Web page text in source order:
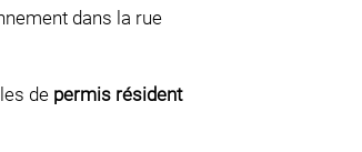
dans la rue
de permis résident